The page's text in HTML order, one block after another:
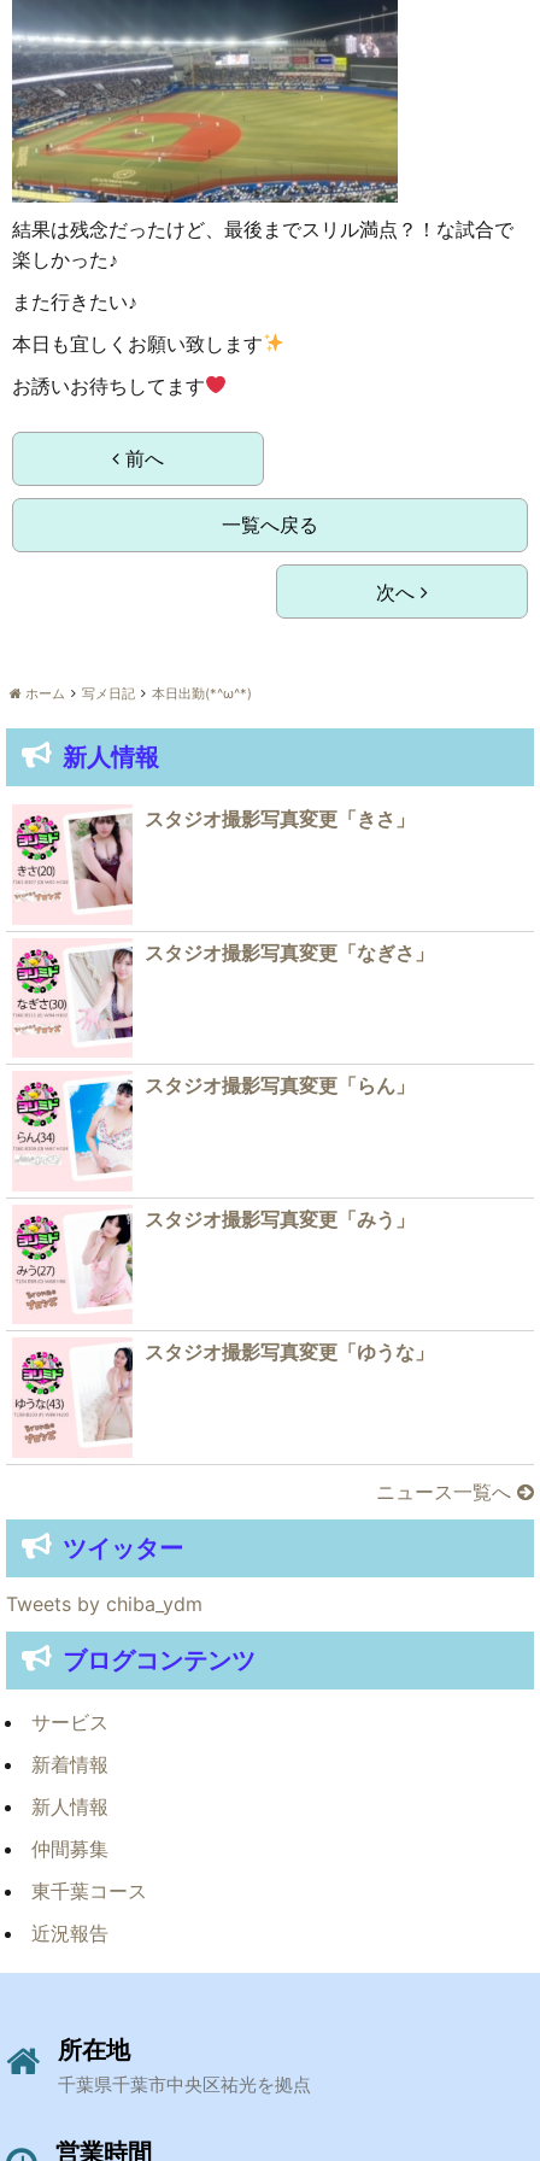
結果は残念だったけど、最後までスリル満点？！な試合で
楽しかった♪
また行きたい♪
本日も宜しくお願い致します
​​​​​​​お誘いお待ちしてます
前へ
一覧へ戻る
次へ
ホーム 写メ日記 本日出勤(*^ω^*)
新人情報
スタジオ撮影写真変更「きさ」
スタジオ撮影写真変更「なぎさ」
スタジオ撮影写真変更「らん」
スタジオ撮影写真変更「みう」
スタジオ撮影写真変更「ゆうな」
ニュース一覧へ
ツイッター
Tweets by chiba_ydm
ブログコンテンツ
サービス
新着情報
新人情報
仲間募集
東千葉コース
近況報告
所在地
千葉県千葉市中央区祐光を拠点
営業時間